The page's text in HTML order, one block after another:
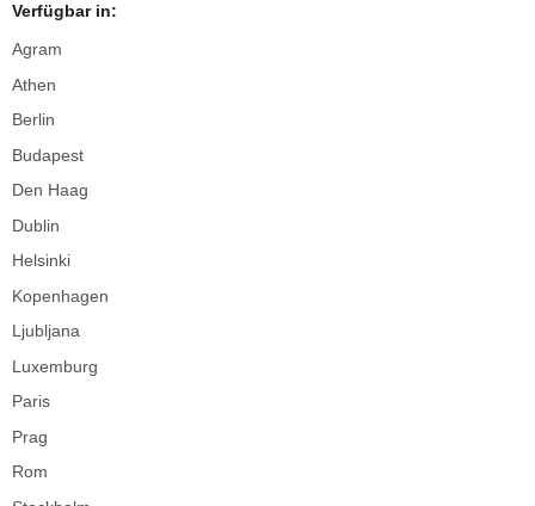
Verfügbar in:
Agram
Athen
Berlin
Budapest
Den Haag
Dublin
Helsinki
Kopenhagen
Ljubljana
Luxemburg
Paris
Prag
Rom